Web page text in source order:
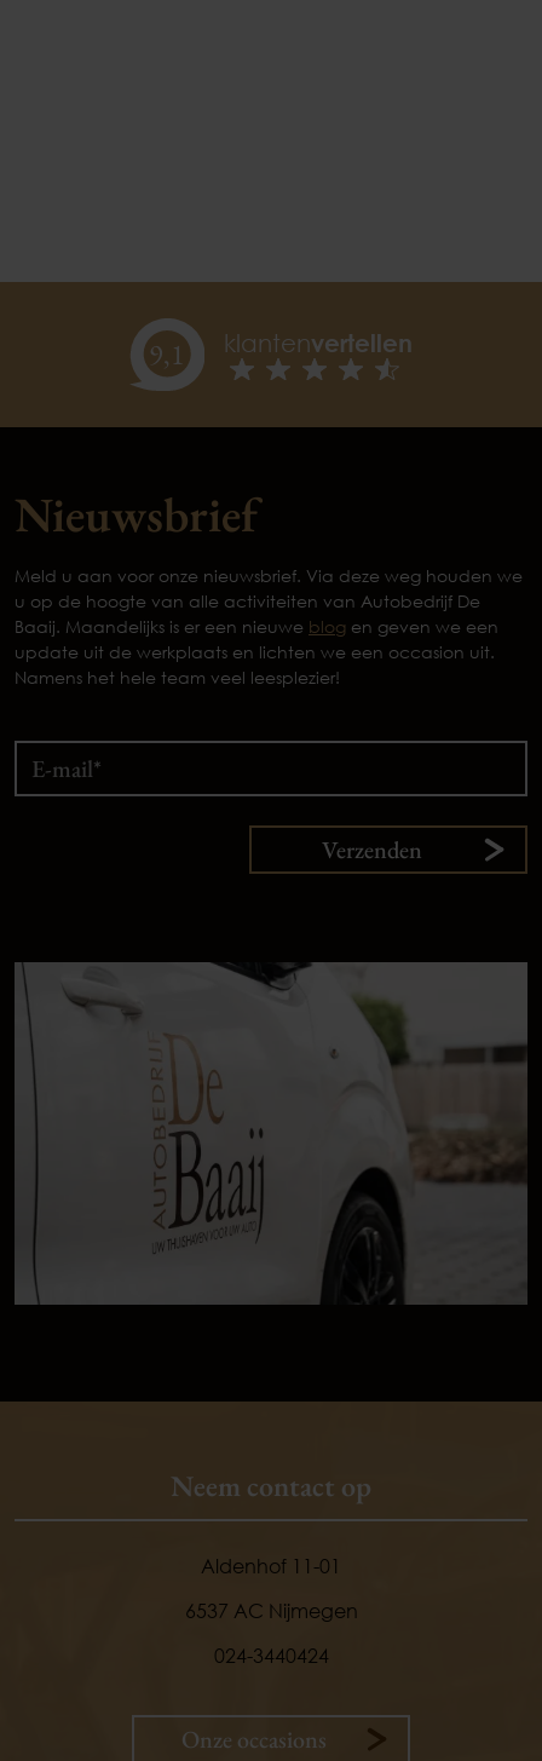
9,1 klantenvertellen
Nieuwsbrief
Meld u aan voor onze nieuwsbrief. Via deze weg houden we
u op de hoogte van alle activiteiten van Autobedrijf De
Baaij. Maandelijks is er een nieuwe blog en geven we een
update uit de werkplaats en lichten we een occasion uit.
Namens het hele team veel leesplezier!
Verzenden
Neem contact op
Aldenhof 11-01
6537 AC Nijmegen
024-3440424
Onze occasions